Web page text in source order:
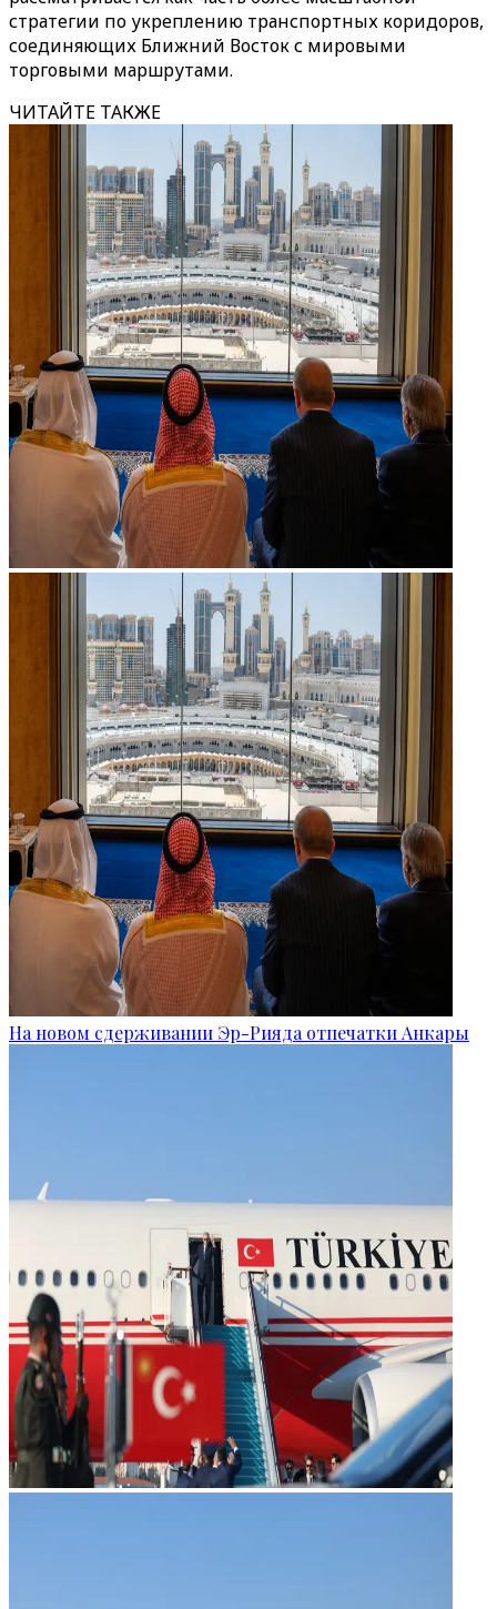
стратегии по укреплению транспортных коридоров,
соединяющих Ближний Восток с мировыми
торговыми маршрутами.
ЧИТАЙТЕ ТАКЖЕ
На новом сдерживании Эр-Рияда отпечатки Анкары